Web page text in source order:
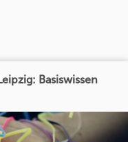
Basiswissen